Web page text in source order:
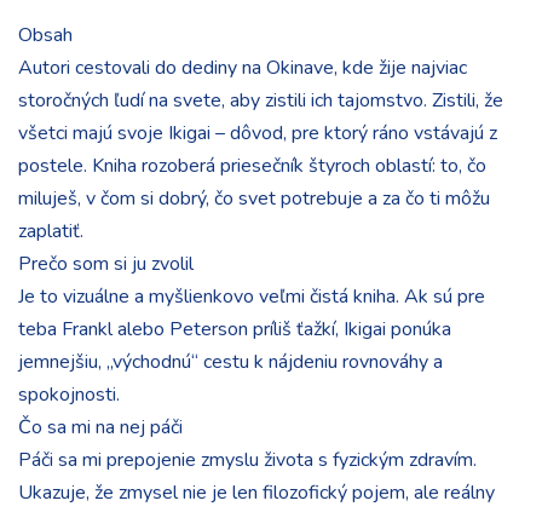
Obsah
Autori cestovali do dediny na Okinave, kde žije najviac
storočných ľudí na svete, aby zistili ich tajomstvo. Zistili, že
všetci majú svoje Ikigai – dôvod, pre ktorý ráno vstávajú z
postele. Kniha rozoberá priesečník štyroch oblastí: to, čo
miluješ, v čom si dobrý, čo svet potrebuje a za čo ti môžu
zaplatiť.
Prečo som si ju zvolil
Je to vizuálne a myšlienkovo veľmi čistá kniha. Ak sú pre
teba Frankl alebo Peterson príliš ťažkí, Ikigai ponúka
jemnejšiu, „východnú“ cestu k nájdeniu rovnováhy a
spokojnosti.
Čo sa mi na nej páči
Páči sa mi prepojenie zmyslu života s fyzickým zdravím.
Ukazuje, že zmysel nie je len filozofický pojem, ale reálny